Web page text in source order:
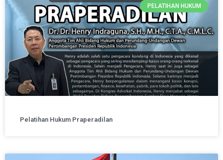
PELATIHAN HUKUM
Pelatihan Hukum Praperadilan